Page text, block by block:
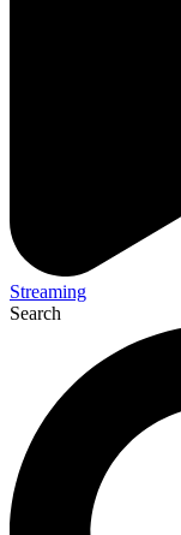
Streaming
Search